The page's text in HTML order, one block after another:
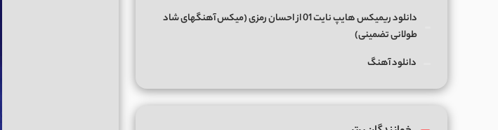
دانلود ریمیکس هایپ نایت 01 از احسان رمزی (میکس آهنگهای شاد
طولانی تضمینی)
دانلود آهنگ